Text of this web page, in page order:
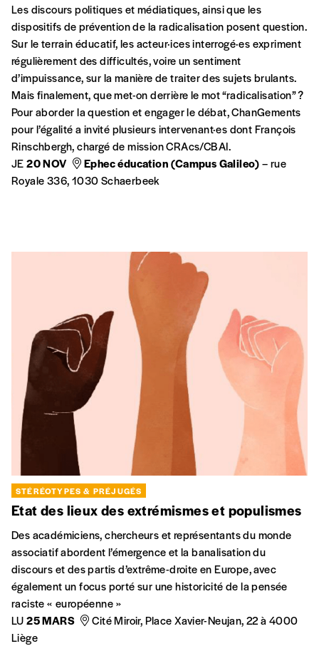
Les discours politiques et médiatiques, ainsi que les
dispositifs de prévention de la radicalisation posent question.
Sur le terrain éducatif, les acteur·ices interrogé·es expriment
régulièrement des difficultés, voire un sentiment
d’impuissance, sur la manière de traiter des sujets brulants.
Mais finalement, que met-on derrière le mot “radicalisation” ?
Pour aborder la question et engager le débat, ChanGements
pour l’égalité a invité plusieurs intervenant·es dont François
Rinschbergh, chargé de mission CRAcs/CBAI.
JE20 NOV Ephec éducation (Campus Galileo)– rue
Royale 336, 1030 Schaerbeek
STÉRÉOTYPES & PRÉJUGÉS
Etat des lieux des extrémismes et populismes
Des académiciens, chercheurs et représentants du monde
associatif abordent l’émergence et la banalisation du
discours et des partis d’extrême-droite en Europe, avec
également un focus porté sur une historicité de la pensée
raciste « européenne »
LU25 MARS
Cité Miroir, Place Xavier-Neujan, 22 à 4000
Liège